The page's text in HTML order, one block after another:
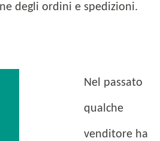
degli ordini e spedizioni.
Nel passato
qualche
venditore ha